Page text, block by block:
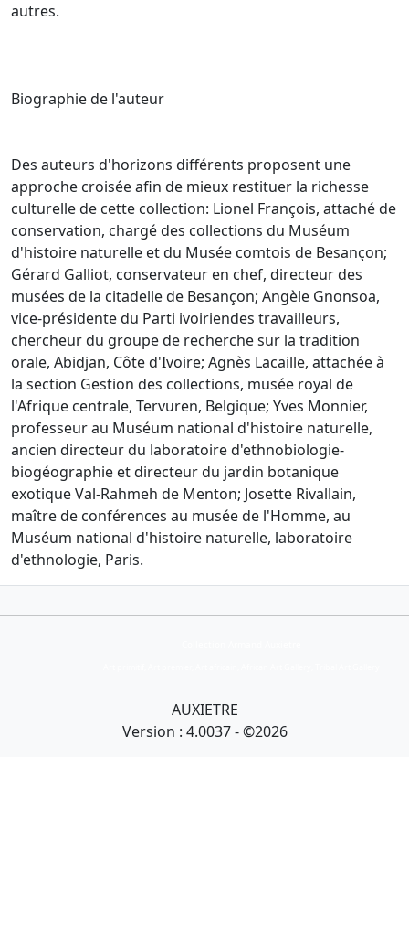
autres.
Biographie de l'auteur
Des auteurs d'horizons différents proposent une
approche croisée afin de mieux restituer la richesse
culturelle de cette collection: Lionel François, attaché de
conservation, chargé des collections du Muséum
d'histoire naturelle et du Musée comtois de Besançon;
Gérard Galliot, conservateur en chef, directeur des
musées de la citadelle de Besançon; Angèle Gnonsoa,
vice-présidente du Parti ivoiriendes travailleurs,
chercheur du groupe de recherche sur la tradition
orale, Abidjan, Côte d'Ivoire; Agnès Lacaille, attachée à
la section Gestion des collections, musée royal de
l'Afrique centrale, Tervuren, Belgique; Yves Monnier,
professeur au Muséum national d'histoire naturelle,
ancien directeur du laboratoire d'ethnobiologie-
biogéographie et directeur du jardin botanique
exotique Val-Rahmeh de Menton; Josette Rivallain,
maître de conférences au musée de l'Homme, au
Muséum national d'histoire naturelle, laboratoire
d'ethnologie, Paris.
AUXIETRE
Version : 4.0037 - ©2026